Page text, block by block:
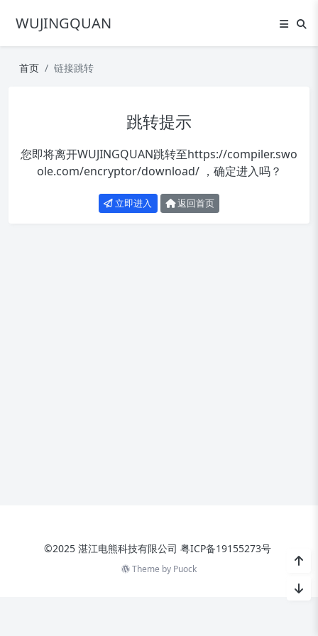
WUJINGQUAN
首页 链接跳转
跳转提示
您即将离开WUJINGQUAN跳转至https://compiler.swo
ole.com/encryptor/download/，确定进入吗？
立即进入 返回首页
©2025 湛江电熊科技有限公司 粤ICP备19155273号
Theme by Puock